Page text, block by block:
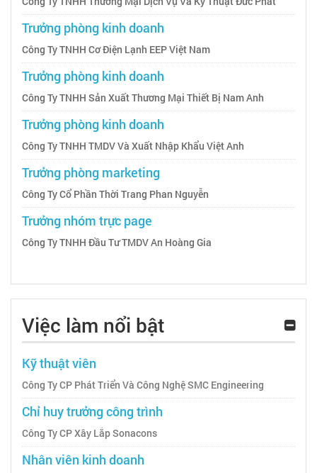
Trưởng phòng kinh doanh
Công Ty TNHH Cơ Điện Lạnh EEP Việt Nam
Trưởng phòng kinh doanh
Công Ty TNHH Sản Xuất Thương Mại Thiết Bị Nam Anh
Trưởng phòng kinh doanh
Công Ty TNHH TMDV Và Xuất Nhập Khẩu Việt Anh
Trưởng phòng marketing
Công Ty Cổ Phần Thời Trang Phan Nguyễn
Trưởng nhóm trực page
Công Ty TNHH Đầu Tư TMDV An Hoàng Gia
Việc làm nổi bật
Kỹ thuật viên
Công Ty CP Phát Triển Và Công Nghệ SMC Engineering
Chỉ huy trưởng công trình
Công Ty CP Xây Lắp Sonacons
Nhân viên kinh doanh